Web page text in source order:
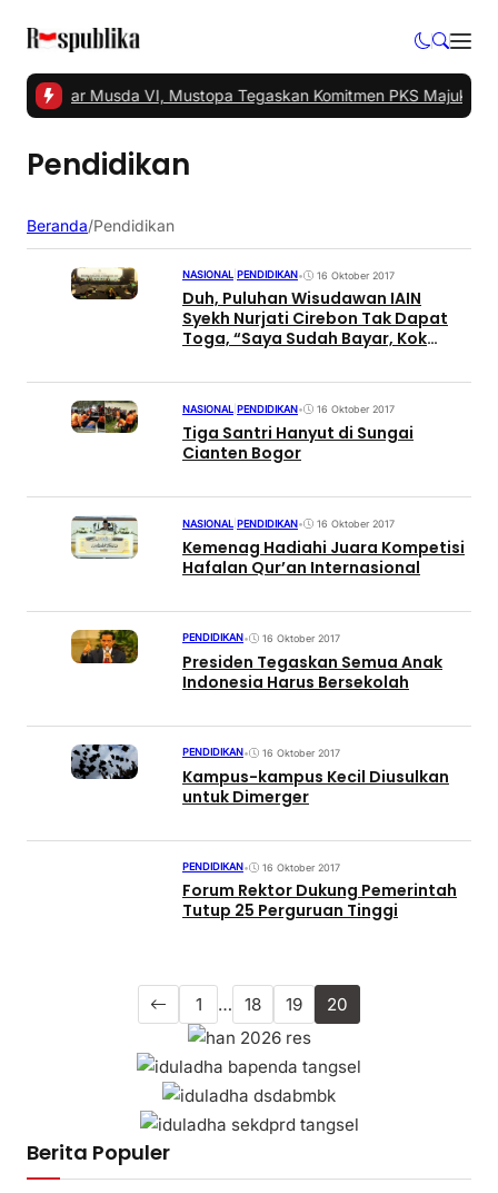
Gelar Musda VI, Mustopa Tegaskan Komitmen PKS Majukan
Pendidikan
Beranda/Pendidikan
NASIONAL PENDIDIKAN• 16 Oktober 2017
Duh, Puluhan Wisudawan IAIN
Syekh Nurjati Cirebon Tak Dapat
Toga, “Saya Sudah Bayar, Kok
NASIONAL PENDIDIKAN• 16 Oktober 2017
Tiga Santri Hanyut di Sungai
Cianten Bogor
NASIONAL PENDIDIKAN• 16 Oktober 2017
Kemenag Hadiahi Juara Kompetisi
Hafalan Qur’an Internasional
PENDIDIKAN• 16 Oktober 2017
Presiden Tegaskan Semua Anak
Indonesia Harus Bersekolah
PENDIDIKAN• 16 Oktober 2017
Kampus-kampus Kecil Diusulkan
untuk Dimerger
PENDIDIKAN• 16 Oktober 2017
Forum Rektor Dukung Pemerintah
Tutup 25 Perguruan Tinggi
1 … 18 19 20
Berita Populer